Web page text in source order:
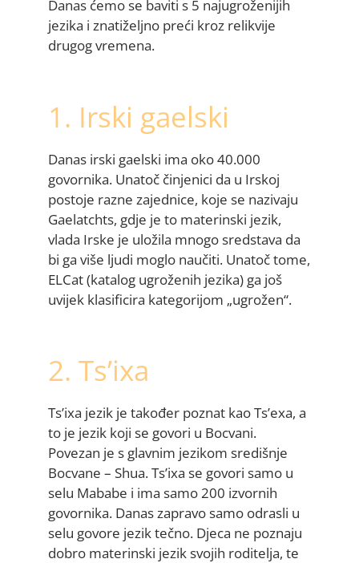
Danas ćemo se baviti s 5 najugroženijih
jezika i znatiželjno preći kroz relikvije
drugog vremena.
1. Irski gaelski
Danas irski gaelski ima oko 40.000
govornika. Unatoč činjenici da u Irskoj
postoje razne zajednice, koje se nazivaju
Gaelatchts, gdje je to materinski jezik,
vlada Irske je uložila mnogo sredstava da
bi ga više ljudi moglo naučiti. Unatoč tome,
ELCat (katalog ugroženih jezika) ga još
uvijek klasificira kategorijom „ugrožen“.
2. Ts’ixa
Ts’ixa jezik je također poznat kao Ts’exa, a
to je jezik koji se govori u Bocvani.
Povezan je s glavnim jezikom središnje
Bocvane – Shua. Ts’ixa se govori samo u
selu Mababe i ima samo 200 izvornih
govornika. Danas zapravo samo odrasli u
selu govore jezik tečno. Djeca ne poznaju
dobro materinski jezik svojih roditelja, te